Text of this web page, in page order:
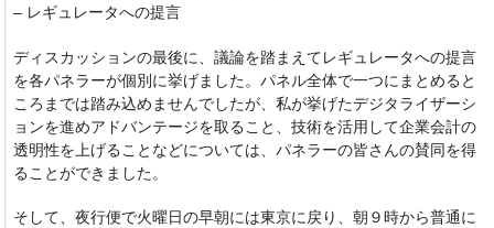
– レギュレータへの提言
ディスカッションの最後に、議論を踏まえてレギュレータへの提言
を各パネラーが個別に挙げました。パネル全体で一つにまとめると
ころまでは踏み込めませんでしたが、私が挙げたデジタライザーシ
ョンを進めアドバンテージを取ること、技術を活用して企業会計の
透明性を上げることなどについては、パネラーの皆さんの賛同を得
ることができました。
そして、夜行便で火曜日の早朝には東京に戻り、朝９時から普通に